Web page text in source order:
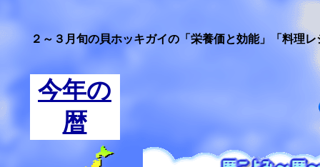
２～３月旬の貝ホッキガイの「栄養価と効能」「料理レ
今年の
暦